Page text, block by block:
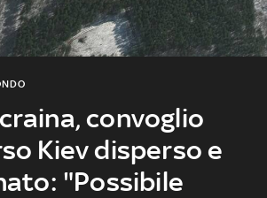
convoglio
Kiev disperso e
"Possibile